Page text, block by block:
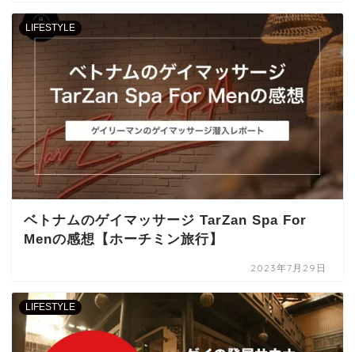
LIFESTYLE
ベトナムのゲイマッサージ TarZan Spa For
Menの感想【ホーチミン旅行】
2023年7月29日
LIFESTYLE